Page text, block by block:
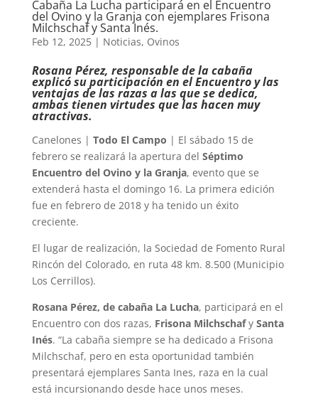
Cabaña La Lucha participará en el Encuentro
del Ovino y la Granja con ejemplares Frisona
Milchschaf y Santa Inés.
Feb 12, 2025| Noticias, Ovinos
Rosana Pérez, responsable de la cabaña
explicó su participación en el Encuentro y las
ventajas de las razas a las que se dedica,
ambas tienen virtudes que las hacen muy
atractivas.
Canelones | Todo El Campo | El sábado 15 de
febrero se realizará la apertura del Séptimo
Encuentro del Ovino y la Granja, evento que se
extenderá hasta el domingo 16. La primera edición
fue en febrero de 2018 y ha tenido un éxito
creciente.
El lugar de realización, la Sociedad de Fomento Rural
Rincón del Colorado, en ruta 48 km. 8.500 (Municipio
Los Cerrillos).
Rosana Pérez, de cabaña La Lucha, participará en el
Encuentro con dos razas, Frisona Milchschafy Santa
Inés. “La cabaña siempre se ha dedicado a Frisona
Milchschaf, pero en esta oportunidad también
presentará ejemplares Santa Ines, raza en la cual
está incursionando desde hace unos meses.